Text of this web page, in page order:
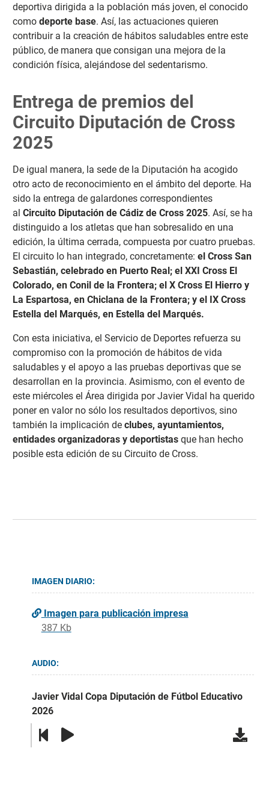
deportiva dirigida a la población más joven, el conocido
como deporte base. Así, las actuaciones quieren
contribuir a la creación de hábitos saludables entre este
público, de manera que consigan una mejora de la
condición física, alejándose del sedentarismo.
Entrega de premios del
Circuito Diputación de Cross
2025
De igual manera, la sede de la Diputación ha acogido
otro acto de reconocimiento en el ámbito del deporte. Ha
sido la entrega de galardones correspondientes
al Circuito Diputación de Cádiz de Cross 2025. Así, se ha
distinguido a los atletas que han sobresalido en una
edición, la última cerrada, compuesta por cuatro pruebas.
El circuito lo han integrado, concretamente: el Cross San
Sebastián, celebrado en Puerto Real; el XXI Cross El
Colorado, en Conil de la Frontera; el X Cross El Hierro y
La Espartosa, en Chiclana de la Frontera; y el IX Cross
Estella del Marqués, en Estella del Marqués.
Con esta iniciativa, el Servicio de Deportes refuerza su
compromiso con la promoción de hábitos de vida
saludables y el apoyo a las pruebas deportivas que se
desarrollan en la provincia. Asimismo, con el evento de
este miércoles el Área dirigida por Javier Vidal ha querido
poner en valor no sólo los resultados deportivos, sino
también la implicación de clubes, ayuntamientos,
entidades organizadoras y deportistas que han hecho
posible esta edición de su Circuito de Cross.
IMAGEN DIARIO:
Imagen para publicación impresa
387 Kb
AUDIO:
Javier Vidal Copa Diputación de Fútbol Educativo
2026